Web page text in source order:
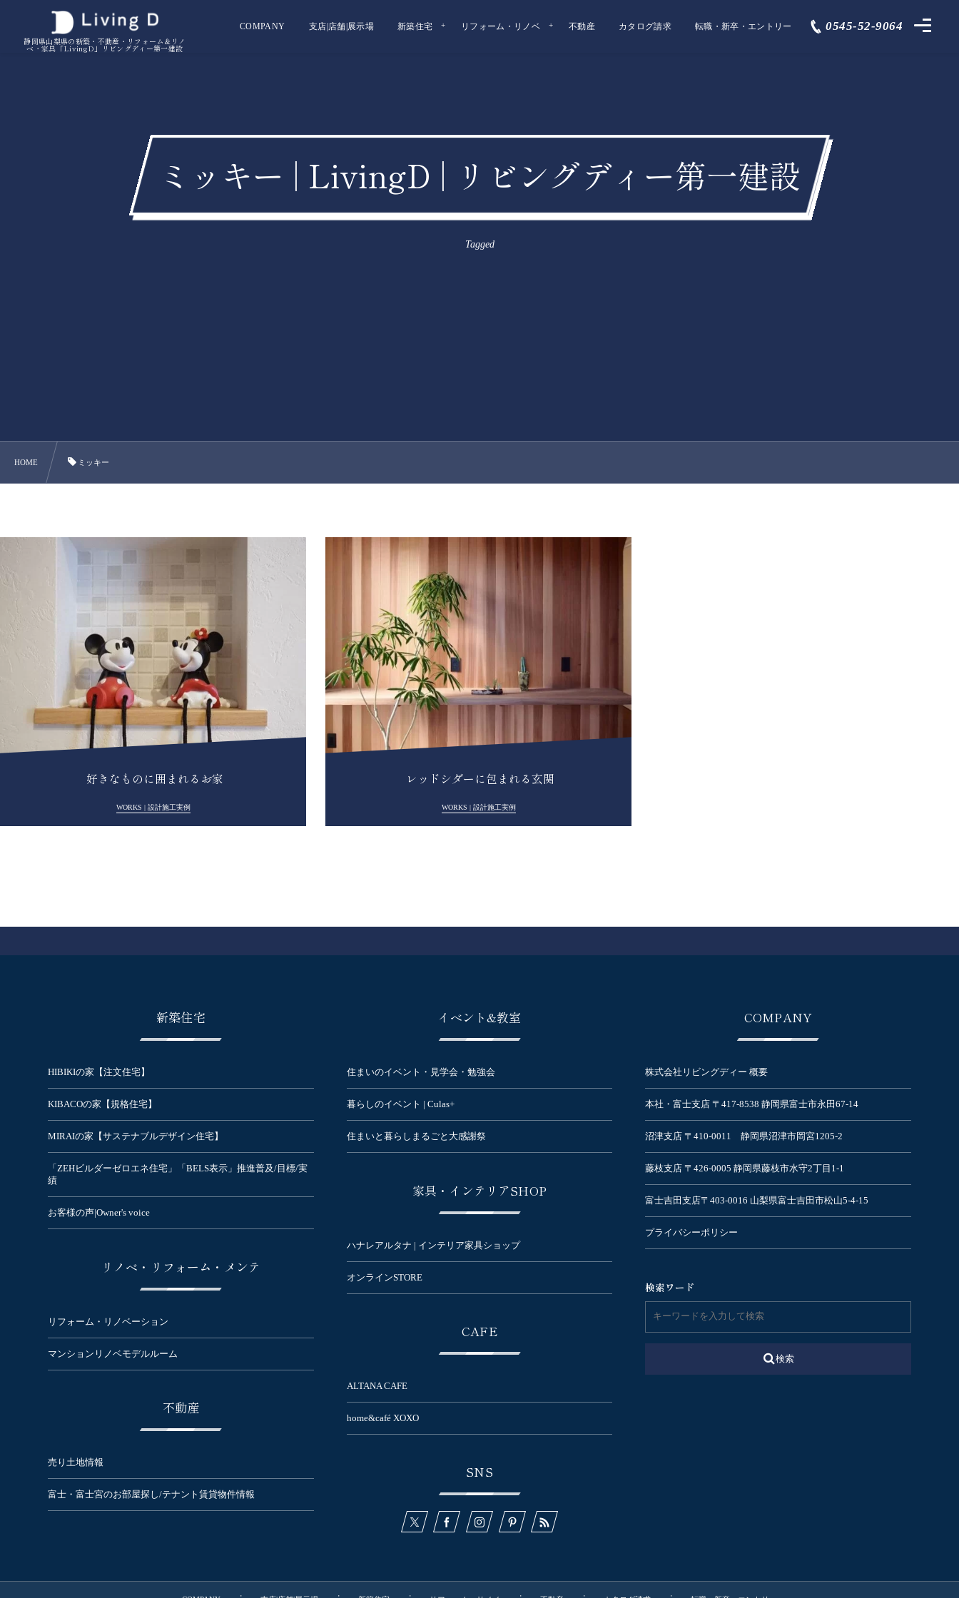
静岡県山梨県の新築・不動産・リフォーム＆リノ
ベ・家具「LivingD」リビングディー第一建設
COMPANY 支店|店舗|展示場 新築住宅 リフォーム・リノベ 不動産 カタログ請求 転職・新卒・エントリー 0545-52-9064
ミッキー | LivingD | リビングディー第一建設
Tagged
HOME ミッキー
好きなものに囲まれるお家
WORKS | 設計施工実例
レッドシダーに包まれる玄関
WORKS | 設計施工実例
新築住宅
HIBIKIの家【注文住宅】
KIBACOの家【規格住宅】
MIRAIの家【サステナブルデザイン住宅】
「ZEHビルダーゼロエネ住宅」「BELS表示」推進普及/目標/実
績
お客様の声|Owner's voice
リノベ・リフォーム・メンテ
リフォーム・リノベーション
マンションリノベモデルルーム
不動産
売り土地情報
富士・富士宮のお部屋探し/テナント賃貸物件情報
イベント&教室
住まいのイベント・見学会・勉強会
暮らしのイベント | Culas+
住まいと暮らしまるごと大感謝祭
家具・インテリアSHOP
ハナレアルタナ | インテリア家具ショップ
オンラインSTORE
CAFE
ALTANA CAFE
home&café XOXO
SNS
COMPANY
株式会社リビングディー 概要
本社・富士支店 〒417-8538 静岡県富士市永田67-14
沼津支店 〒410-0011 静岡県沼津市岡宮1205-2
藤枝支店 〒426-0005 静岡県藤枝市水守2丁目1-1
富士吉田支店〒403-0016 山梨県富士吉田市松山5-4-15
プライバシーポリシー
検索ワード
検索